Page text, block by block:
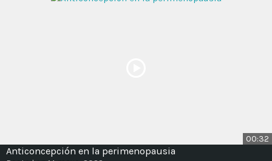
00:32
Anticoncepción en la perimenopausia